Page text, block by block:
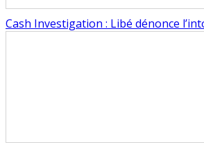
Cash Investigation : Libé dénonce